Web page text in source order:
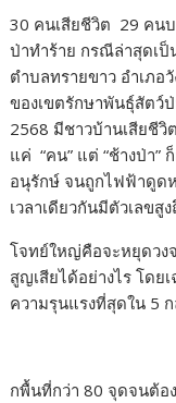
30 คนเสียชีวิต 29 คน
ป่าทำร้าย กรณีล่าสุดเป็
ตำบลทรายขาว อำเภอ
ของเขตรักษาพันธุ์สัตว์
2568 มีชาวบ้านเสียชีวิ
แค่ “คน” แต่ “ช้างป่า”
อนุรักษ์ จนถูกไฟฟ้าดูด
เวลาเดียวกันมีตัวเลขสู
โจทย์ใหญ่คือจะหยุดวง
สูญเสียได้อย่างไร โดย
ความรุนแรงที่สุดใน 5
กพื้นที่กว่า 80 จุดจนต้อ